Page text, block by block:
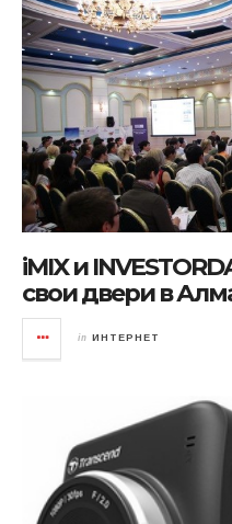
iMIX и
свои двери в
in ИНТЕРНЕТ